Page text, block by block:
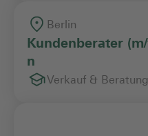
Berlin
Kundenberater
n
Verkauf &